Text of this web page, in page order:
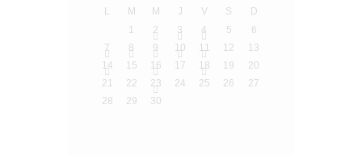
L M M J V S
D
1
2 3 4 5
6
7
8 9 10 11 12
13
14
15 16 17 18 19
20
21
22 23 24 25 26
27
28
29 30